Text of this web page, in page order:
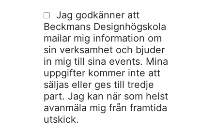
Jag godkänner att
Beckmans Designhögskola
mailar mig information om
sin verksamhet och bjuder
in mig till sina events. Mina
uppgifter kommer inte att
säljas eller ges till tredje
part. Jag kan när som helst
avanmäla mig från framtida
utskick.